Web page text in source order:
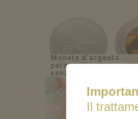
Monete d’argento
personalizzate:
senza tempo
Il